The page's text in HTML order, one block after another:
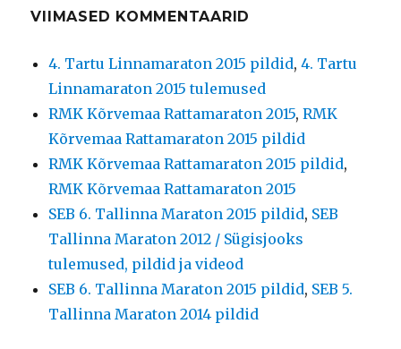
VIIMASED KOMMENTAARID
4. Tartu Linnamaraton 2015 pildid,4. Tartu
Linnamaraton 2015 tulemused
RMK Kõrvemaa Rattamaraton 2015,RMK
Kõrvemaa Rattamaraton 2015 pildid
RMK Kõrvemaa Rattamaraton 2015 pildid,
RMK Kõrvemaa Rattamaraton 2015
SEB 6. Tallinna Maraton 2015 pildid, SEB
Tallinna Maraton 2012 / Sügisjooks
tulemused, pildid ja videod
SEB 6. Tallinna Maraton 2015 pildid, SEB 5.
Tallinna Maraton 2014 pildid